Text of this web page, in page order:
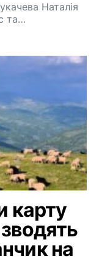
Наталія
та…
карту
на